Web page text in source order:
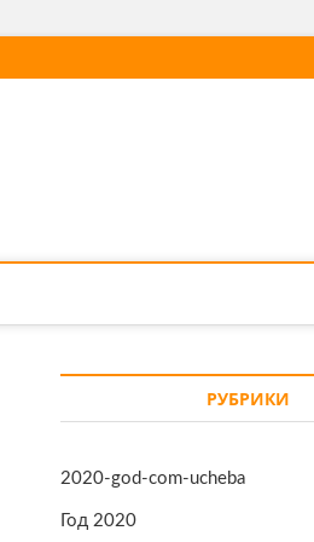
РУБРИКИ
2020-god-com-ucheba
Год 2020